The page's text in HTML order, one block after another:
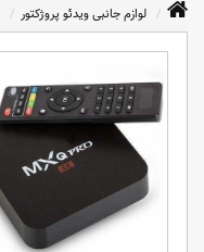
لوازم جانبی ویدئو پروژکتور